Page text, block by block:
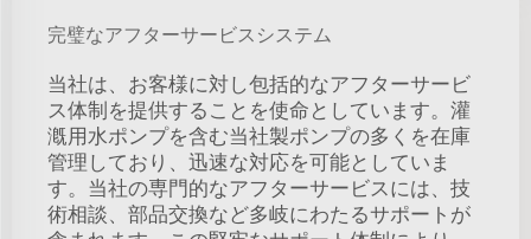
完璧なアフターサービスシステム
当社は、お客様に対し包括的なアフターサービ
ス体制を提供することを使命としています。灌
漑用水ポンプを含む当社製ポンプの多くを在庫
管理しており、迅速な対応を可能としていま
す。当社の専門的なアフターサービスには、技
術相談、部品交換など多岐にわたるサポートが